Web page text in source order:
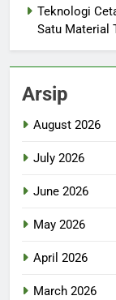
Teknologi
Satu Material
Arsip
August 2026
July 2026
June 2026
May 2026
April 2026
March 2026